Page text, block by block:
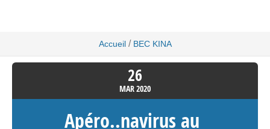
Accueil / BEC KINA
26
MAR2020
Apéro..navirus au